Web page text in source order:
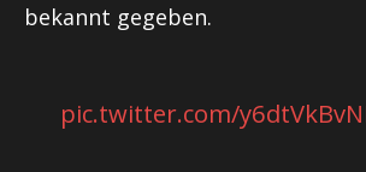
bekannt gegeben.
pic.twitter.com/